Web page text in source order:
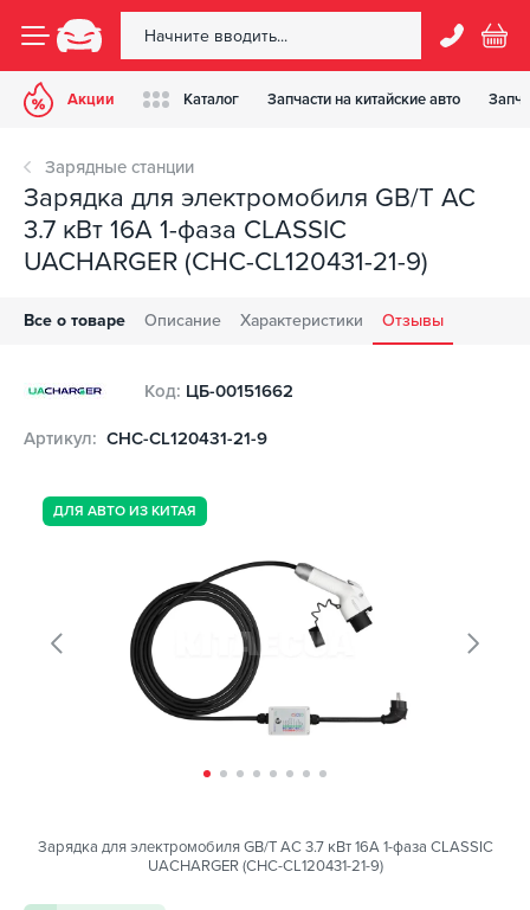
Акции Каталог Запчасти на китайские авто
Зарядные станции
Зарядка для электромобиля GB/T AC
3.7 кВт 16А 1-фаза CLASSIC
UACHARGER (CHC-CL120431-21-9)
Все о товаре Описание Характеристики Отзывы
Код: ЦБ-00151662
Артикул: CHC-CL120431-21-9
ДЛЯ АВТО ИЗ КИТАЯ
Зарядка для электромобиля GB/T AC 3.7 кВт 16А 1-фаза CLASSIC
UACHARGER (CHC-CL120431-21-9)